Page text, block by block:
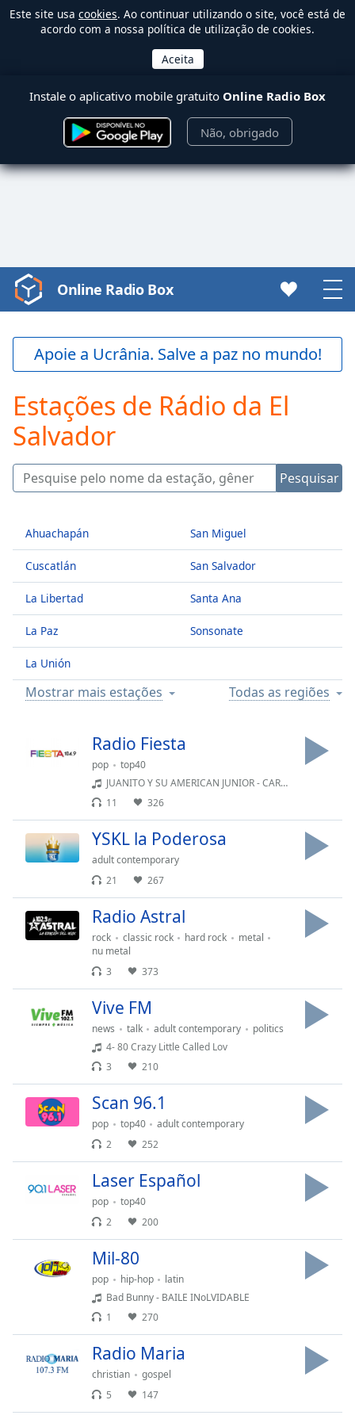
Este site usa cookies. Ao continuar utilizando o site, você está de
acordo com a nossa política de utilização de cookies.
Instale o aplicativo mobile gratuito Online Radio Box
Não, obrigado
Video
Player
loading.
Play
Play
Skip
Backward
Skip
Mute
Current
Loaded:
0.00%
Stream
TypeLIVE
Seek to
live,
currently
behind
liveLIVE
Remaining
Chapters
descriptions
off,
Subtitles
subtitles
settings
dialog
subtitles
Audio
in-
Fullscreen
modal
window.
Online Radio Box
Apoie a Ucrânia. Salve a paz no mundo!
Estações de Rádio da El
Salvador
Pesquisar
Ahuachapán
Cuscatlán
La Libertad
La Paz
La Unión
San Miguel
San Salvador
Santa Ana
Sonsonate
Mostrar mais estações Todas as regiões
Radio Fiesta
pop
top40
JUANITO Y SU AMERICAN JUNIOR - CARA BONITA
11
326
YSKL la Poderosa
adult contemporary
21
267
Radio Astral
rock classic rock hard rock
metal
nu metal
3
373
Vive FM
news talk adult contemporary
politics
4- 80 Crazy Little Called Lov
3
210
Scan 96.1
pop top40
adult contemporary
2
252
Laser Español
pop
top40
2
200
Mil-80
pop hip-hop
latin
Bad Bunny - BAILE INoLVIDABLE
1
270
Radio Maria
christian
gospel
5
147